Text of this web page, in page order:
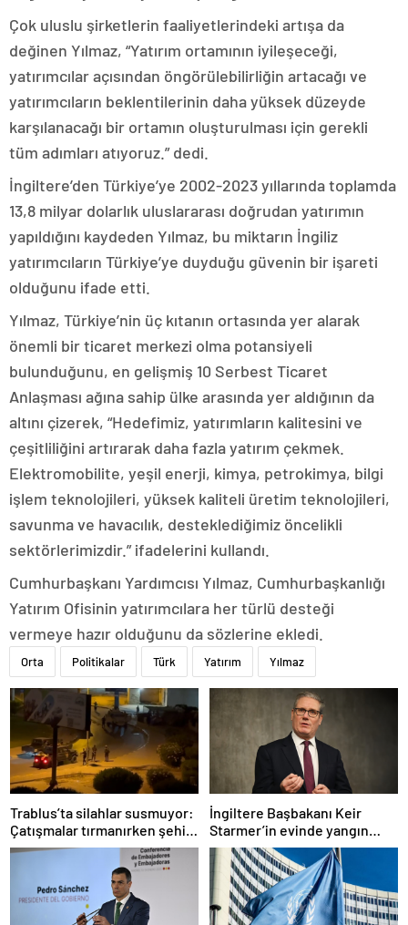
Çok uluslu şirketlerin faaliyetlerindeki artışa da
değinen Yılmaz, “Yatırım ortamının iyileşeceği,
yatırımcılar açısından öngörülebilirliğin artacağı ve
yatırımcıların beklentilerinin daha yüksek düzeyde
karşılanacağı bir ortamın oluşturulması için gerekli
tüm adımları atıyoruz.” dedi.
İngiltere’den Türkiye’ye 2002-2023 yıllarında toplamda
13,8 milyar dolarlık uluslararası doğrudan yatırımın
yapıldığını kaydeden Yılmaz, bu miktarın İngiliz
yatırımcıların Türkiye’ye duyduğu güvenin bir işareti
olduğunu ifade etti.
Yılmaz, Türkiye’nin üç kıtanın ortasında yer alarak
önemli bir ticaret merkezi olma potansiyeli
bulunduğunu, en gelişmiş 10 Serbest Ticaret
Anlaşması ağına sahip ülke arasında yer aldığının da
altını çizerek, “Hedefimiz, yatırımların kalitesini ve
çeşitliliğini artırarak daha fazla yatırım çekmek.
Elektromobilite, yeşil enerji, kimya, petrokimya, bilgi
işlem teknolojileri, yüksek kaliteli üretim teknolojileri,
savunma ve havacılık, desteklediğimiz öncelikli
sektörlerimizdir.” ifadelerini kullandı.
Cumhurbaşkanı Yardımcısı Yılmaz, Cumhurbaşkanlığı
Yatırım Ofisinin yatırımcılara her türlü desteği
vermeye hazır olduğunu da sözlerine ekledi.
Orta Politikalar Türk Yatırım Yılmaz
Trablus’ta silahlar susmuyor:
Çatışmalar tırmanırken şehir
alarmda
İngiltere Başbakanı Keir
Starmer’in evinde yangın
çıktı